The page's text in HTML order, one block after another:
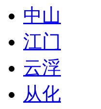
中山
江门
云浮
从化